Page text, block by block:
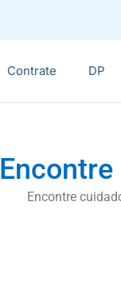
Contrate DP
Encontre